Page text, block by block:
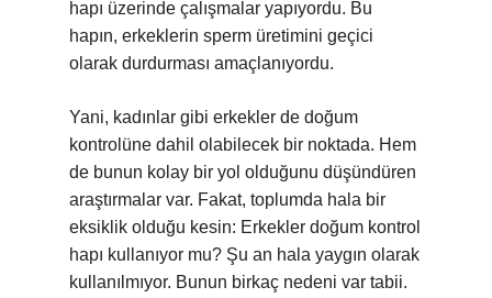
hapı üzerinde çalışmalar yapıyordu. Bu
hapın, erkeklerin sperm üretimini geçici
olarak durdurması amaçlanıyordu.
Yani, kadınlar gibi erkekler de doğum
kontrolüne dahil olabilecek bir noktada. Hem
de bunun kolay bir yol olduğunu düşündüren
araştırmalar var. Fakat, toplumda hala bir
eksiklik olduğu kesin: Erkekler doğum kontrol
hapı kullanıyor mu? Şu an hala yaygın olarak
kullanılmıyor. Bunun birkaç nedeni var tabii.